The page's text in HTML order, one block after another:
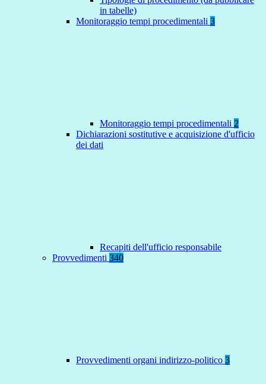
in tabelle)
Monitoraggio tempi procedimentali 3
Monitoraggio tempi procedimentali 2
Dichiarazioni sostitutive e acquisizione d'ufficio
dei dati
Recapiti dell'ufficio responsabile
Provvedimenti 340
Provvedimenti organi indirizzo-politico 3